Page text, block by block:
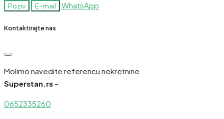
Poziv E-mail WhatsApp
Kontaktirajte nas
Molimo navedite referencu nekretnine
Superstan.rs -
0652335260